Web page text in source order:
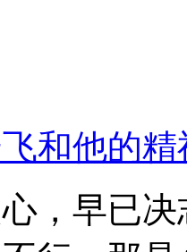
和他的
，早已